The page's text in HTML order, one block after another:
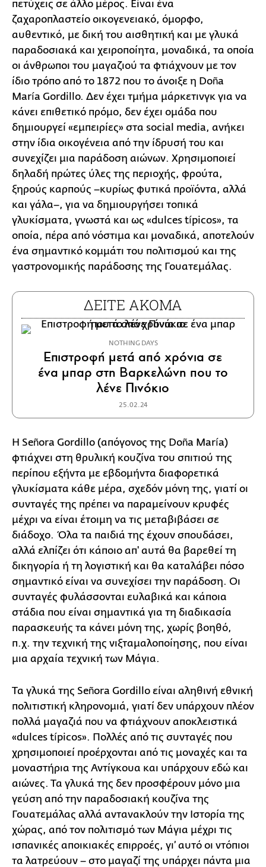
πετύχεις σε άλλο μέρος. Είναι ένα
ζαχαροπλαστείο οικογενειακό, όμορφο,
αυθεντικό, με δική του αισθητική και με γλυκά
παραδοσιακά και χειροποίητα, μοναδικά, τα οποία
οι άνθρωποι του μαγαζιού τα φτιάχνουν με τον
ίδιο τρόπο από το 1872 που το άνοιξε η Doña
María Gordillo. Δεν έχει τμήμα μάρκετινγκ για να
κάνει επιθετικό πρόμο, δεν έχει ομάδα που
δημιουργεί «εμπειρίες» στα social media, ανήκει
στην ίδια οικογένεια από την ίδρυσή του και
συνεχίζει μια παράδοση αιώνων. Χρησιμοποιεί
δηλαδή πρώτες ύλες της περιοχής, φρούτα,
ξηρούς καρπούς –κυρίως φυτικά προϊόντα, αλλά
και γάλα–, για να δημιουργήσει τοπικά
γλυκίσματα, γνωστά και ως «dulces típicos», τα
οποία, πέρα από νόστιμα και μοναδικά, αποτελούν
ένα σημαντικό κομμάτι του πολιτισμού και της
γαστρονομικής παράδοσης της Γουατεμάλας.
ΔΕΙΤΕ ΑΚΟΜΑ
NOTHING DAYS
Επιστροφή μετά από χρόνια σε
ένα μπαρ στη Βαρκελώνη που το
λένε Πινόκιο
25.02.24
Η Señora Gordillo (απόγονος της Doña María)
φτιάχνει στη θρυλική κουζίνα του σπιτιού της
περίπου εξήντα με εβδομήντα διαφορετικά
γλυκίσματα κάθε μέρα, σχεδόν μόνη της, γιατί οι
συνταγές της πρέπει να παραμείνουν κρυφές
μέχρι να είναι έτοιμη να τις μεταβιβάσει σε
διάδοχο. Όλα τα παιδιά της έχουν σπουδάσει,
αλλά ελπίζει ότι κάποιο απ' αυτά θα βαρεθεί τη
δικηγορία ή τη λογιστική και θα καταλάβει πόσο
σημαντικό είναι να συνεχίσει την παράδοση. Οι
συνταγές φυλάσσονται ευλαβικά και κάποια
στάδια που είναι σημαντικά για τη διαδικασία
παρασκευής τα κάνει μόνη της, χωρίς βοηθό,
π.χ. την τεχνική της νιξταμαλοποίησης, που είναι
μια αρχαία τεχνική των Μάγια.
Τα γλυκά της Señora Gordillo είναι αληθινή εθνική
πολιτιστική κληρονομιά, γιατί δεν υπάρχουν πλέον
πολλά μαγαζιά που να φτιάχνουν αποκλειστικά
«dulces típicos». Πολλές από τις συνταγές που
χρησιμοποιεί προέρχονται από τις μοναχές και τα
μοναστήρια της Αντίγκουα και υπάρχουν εδώ και
αιώνες. Τα γλυκά της δεν προσφέρουν μόνο μια
γεύση από την παραδοσιακή κουζίνα της
Γουατεμάλας αλλά αντανακλούν την Ιστορία της
χώρας, από τον πολιτισμό των Μάγια μέχρι τις
ισπανικές αποικιακές επιρροές, γι’ αυτό οι ντόπιοι
τα λατρεύουν – στο μαγαζί της υπάρχει πάντα μια